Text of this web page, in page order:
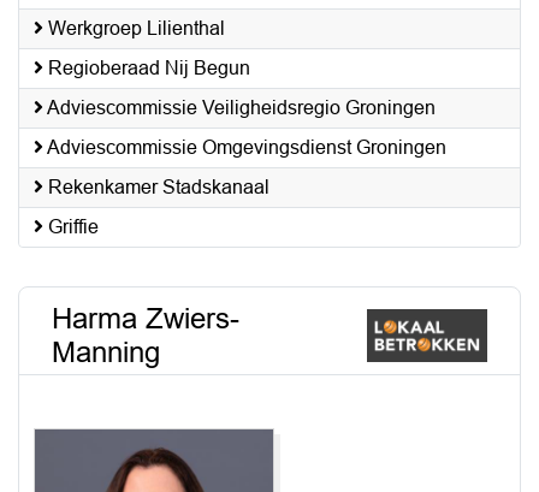
Werkgroep Lilienthal
Regioberaad Nij Begun
Adviescommissie Veiligheidsregio Groningen
Adviescommissie Omgevingsdienst Groningen
Rekenkamer Stadskanaal
Griffie
Harma Zwiers-
Manning